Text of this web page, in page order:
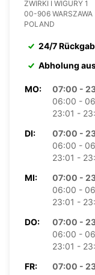
ZWIRKI I WIGURY 1
00-906 WARSZAWA
POLAND
24/7
Abholung
MO:
07:00 -
06:00 -
23:01 -
DI:
07:00 -
06:00 -
23:01 -
MI:
07:00 -
06:00 -
23:01 -
DO:
07:00 -
06:00 -
23:01 -
FR:
07:00 -